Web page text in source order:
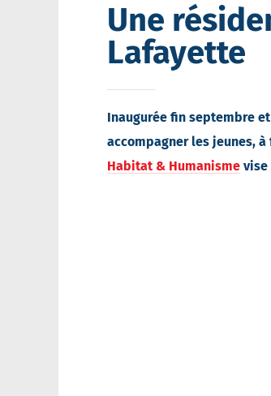
Une
Lafayette
Inaugurée fin septembre
accompagner les jeunes,
Habitat & Humanisme vise